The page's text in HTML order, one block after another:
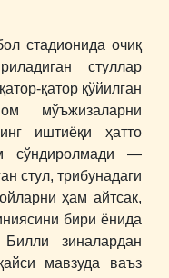
стадионида очиқ
стуллар
қатор қўйилган
мўъжизаларни
иштиёқи ҳатто
сўндиролмади ―
стул, трибунадаги
ҳам айтсак,
бири ёнида
зиналардан
мавзуда ваъз